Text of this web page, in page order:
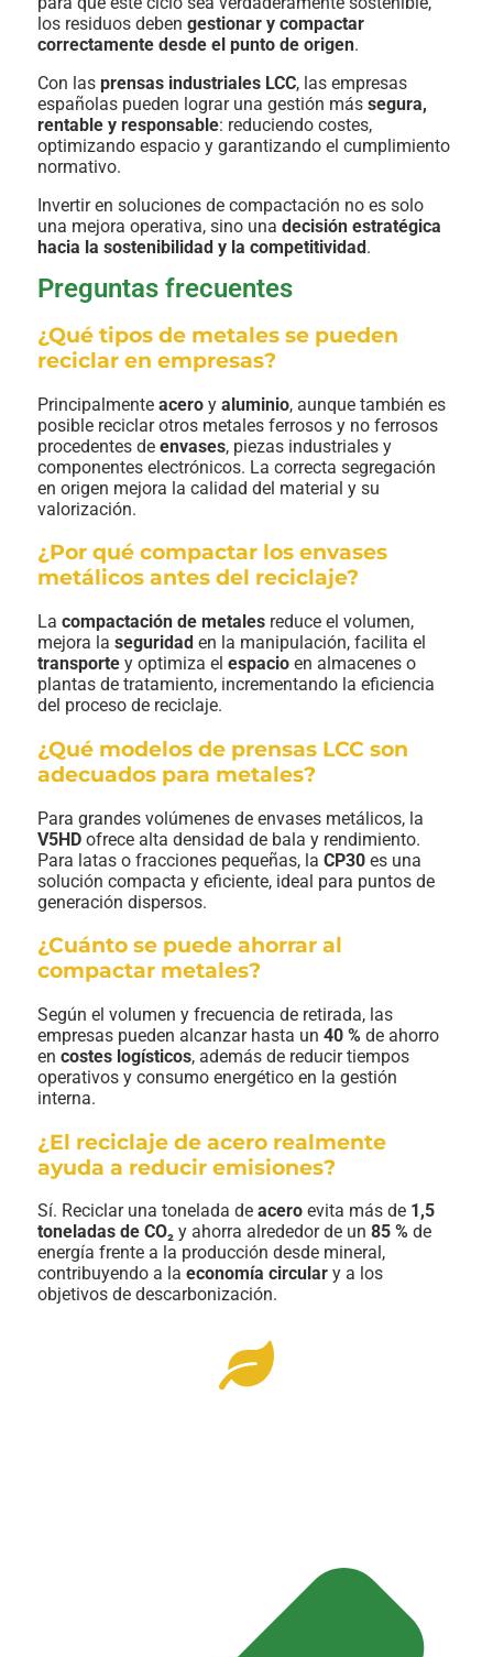
los residuos deben gestionar y compactar
correctamente desde el punto de origen.
Con las prensas industriales LCC, las empresas
españolas pueden lograr una gestión más segura,
rentable y responsable: reduciendo costes,
optimizando espacio y garantizando el cumplimiento
normativo.
Invertir en soluciones de compactación no es solo
una mejora operativa, sino una decisión estratégica
hacia la sostenibilidad y la competitividad .
Preguntas frecuentes
¿Qué tipos de metales se pueden
reciclar en empresas?
Principalmente acero y aluminio, aunque también es
posible reciclar otros metales ferrosos y no ferrosos
procedentes de envases, piezas industriales y
componentes electrónicos. La correcta segregación
en origen mejora la calidad del material y su
valorización.
¿Por qué compactar los envases
metálicos antes del reciclaje?
La compactación de metales reduce el volumen,
mejora la seguridad en la manipulación, facilita el
transporte y optimiza el espacio en almacenes o
plantas de tratamiento, incrementando la eficiencia
del proceso de reciclaje.
¿Qué modelos de prensas LCC son
adecuados para metales?
Para grandes volúmenes de envases metálicos, la
V5HD ofrece alta densidad de bala y rendimiento.
Para latas o fracciones pequeñas, la CP30 es una
solución compacta y eficiente, ideal para puntos de
generación dispersos.
¿Cuánto se puede ahorrar al
compactar metales?
Según el volumen y frecuencia de retirada, las
empresas pueden alcanzar hasta un 40 % de ahorro
en costes logísticos, además de reducir tiempos
operativos y consumo energético en la gestión
interna.
¿El reciclaje de acero realmente
ayuda a reducir emisiones?
Sí. Reciclar una tonelada de acero evita más de 1,5
toneladas de CO₂ y ahorra alrededor de un 85 % de
energía frente a la producción desde mineral,
contribuyendo a la economía circular y a los
objetivos de descarbonización.